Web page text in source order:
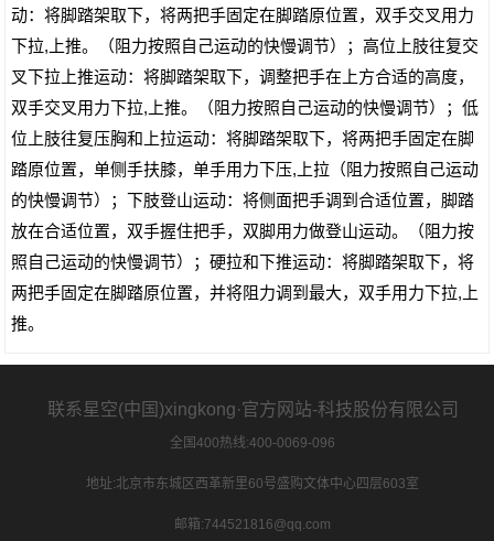
动：将脚踏架取下，将两把手固定在脚踏原位置，双手交叉用力
下拉,上推。（阻力按照自己运动的快慢调节）；高位上肢往复交
叉下拉上推运动：将脚踏架取下，调整把手在上方合适的高度，
双手交叉用力下拉,上推。（阻力按照自己运动的快慢调节）；低
位上肢往复压胸和上拉运动：将脚踏架取下，将两把手固定在脚
踏原位置，单侧手扶膝，单手用力下压,上拉（阻力按照自己运动
的快慢调节）；下肢登山运动：将侧面把手调到合适位置，脚踏
放在合适位置，双手握住把手，双脚用力做登山运动。（阻力按
照自己运动的快慢调节）；硬拉和下推运动：将脚踏架取下，将
两把手固定在脚踏原位置，并将阻力调到最大，双手用力下拉,上
推。
联系星空(中国)xingkong·官方网站-科技股份有限公司
全国400热线:400-0069-096
地址:北京市东城区西革新里60号盛购文体中心四层603室
邮箱:744521816@qq.com